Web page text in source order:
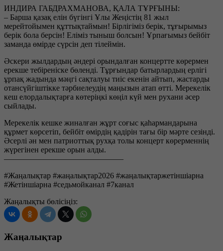
ИНДИРА ГАБДРАХМАНОВА, ҚАЛА ТҰРҒЫНЫ:
– Барша қазақ елін бүгінгі Ұлы Жеңістің 81 жыл
мерейтойымен құттықтаймын! Бірлігіміз берік, тұғырымыз
берік бола берсін! Еліміз тыныш болсын! Ұрпағымыз бейбіт
заманда өмірде сүрсін деп тілеймін.
Әскери жылдардың әндері орындалған концертте көрермен
ерекше тебіреніске бөленді. Тұрғындар батырлардың ерлігі
ұрпақ жадында мәңгі сақталуы тиіс екенін айтып, жастарды
отансүйгіштікке тәрбиелеудің маңызын атап өтті. Мерекелік
кеш елордалықтарға көтеріңкі көңіл күй мен рухани әсер
сыйлады.
Мерекелік кешке жиналған жұрт соғыс қаһармандарына
құрмет көрсетіп, бейбіт өмірдің қадірін тағы бір мәрте сезінді.
Әсерлі ән мен патриоттық рухқа толы концерт көрерменнің
жүрегінен ерекше орын алды.
———————————————
#Жаңалықтар #жаңалықтар2026 #жаңалықтаржетіншіарна
#Жетіншіарна #седьмойканал #7канал
Жаңалықты бөлісіңіз:
Жаңалықтар